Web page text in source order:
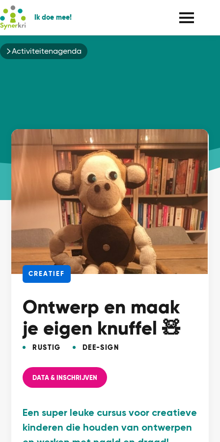
Ik doe mee!
Kruimelpad
Activiteitenagenda
CREATIEF
Ontwerp en maak
je eigen knuffel 🧸
RUSTIG DEE-SIGN
DATA & INSCHRIJVEN
Een super leuke cursus voor creatieve
kinderen die houden van ontwerpen